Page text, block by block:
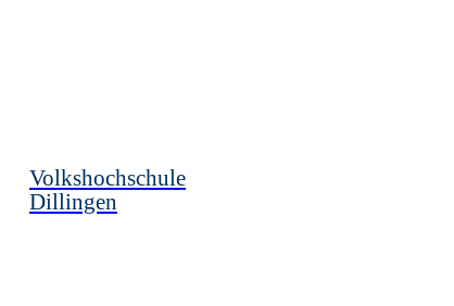
Volkshochschule
Dillingen